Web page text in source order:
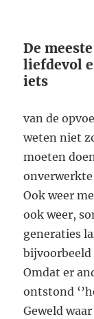
De
liefdevol
iets
van de
weten niet
moeten
Ook weer
ook weer,
generaties
bijvoorbeeld
Omdat er
ontstond
Geweld